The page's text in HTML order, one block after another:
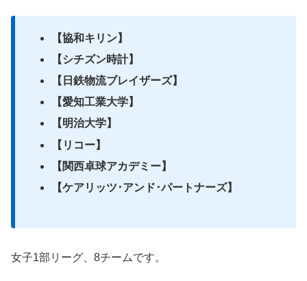
【協和キリン】
【シチズン時計】
【日鉄物流ブレイザーズ】
【愛知工業大学】
【明治大学】
【リコー】
【関西卓球アカデミー】
【ケアリッツ･アンド･パートナーズ】
女子1部リーグ、8チームです。